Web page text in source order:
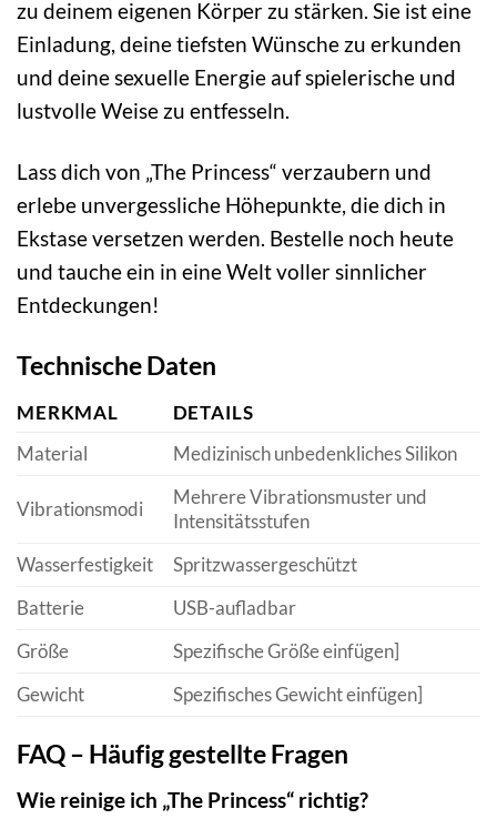
zu deinem eigenen Körper zu stärken. Sie ist eine
Einladung, deine tiefsten Wünsche zu erkunden
und deine sexuelle Energie auf spielerische und
lustvolle Weise zu entfesseln.
Lass dich von „The Princess“ verzaubern und
erlebe unvergessliche Höhepunkte, die dich in
Ekstase versetzen werden. Bestelle noch heute
und tauche ein in eine Welt voller sinnlicher
Entdeckungen!
Technische Daten
MERKMAL
DETAILS
Material
Medizinisch unbedenkliches Silikon
Vibrationsmodi
Mehrere Vibrationsmuster und
Intensitätsstufen
Wasserfestigkeit
Spritzwassergeschützt
Batterie
USB-aufladbar
Größe
Spezifische Größe einfügen]
Gewicht
Spezifisches Gewicht einfügen]
FAQ – Häufig gestellte Fragen
Wie reinige ich „The Princess“ richtig?